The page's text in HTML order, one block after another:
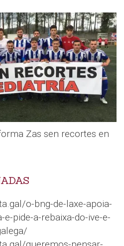
Zas sen recortes en
o-bng-de-laxe-apoia-
pide-a-rebaixa-do-ive-e-